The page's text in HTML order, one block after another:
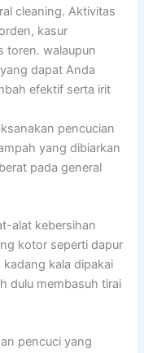
cleaning. Aktivitas
kasur
toren. walaupun
dapat Anda
efektif serta irit
pencucian
yang dibiarkan
pada general
alat kebersihan
kotor seperti dapur
kala dipakai
dulu membasuh tirai
pencuci yang